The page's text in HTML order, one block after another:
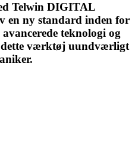
Telwin DIGITAL
en ny standard inden for
teknologi og
dette værktøj uundværligt